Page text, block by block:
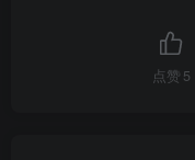
点赞 5